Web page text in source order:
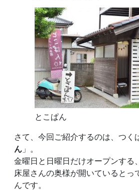
とこぱん
さて、今回ご紹介するのは、つく
ん」。
金曜日と日曜日だけオープンする、
床屋さんの奥様が開いているとっ
んです。